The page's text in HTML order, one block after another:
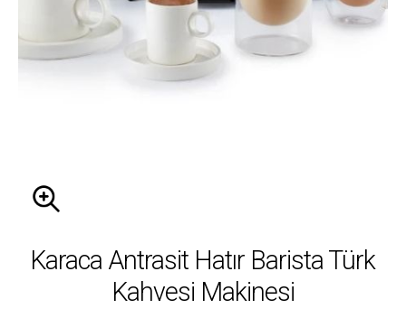
Karaca Antrasit Hatır Barista Türk
Kahvesi Makinesi